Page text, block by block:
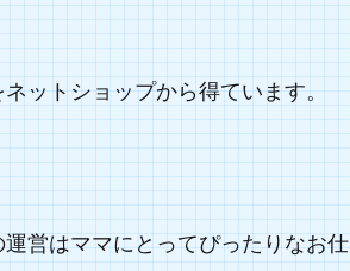
ットショップから得ています。
運営はママにとってぴったりなお仕